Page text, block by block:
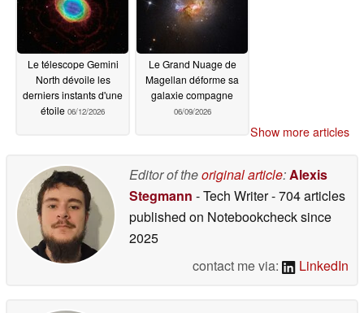
Le télescope Gemini
North dévoile les
derniers instants d'une
étoile 06/12/2026
Le Grand Nuage de
Magellan déforme sa
galaxie compagne
06/09/2026
Show more articles
Editor of theoriginal article:Alexis
Stegmann - Tech Writer- 704 articles
published on Notebookchecksince
2025
contact me via:
LinkedIn